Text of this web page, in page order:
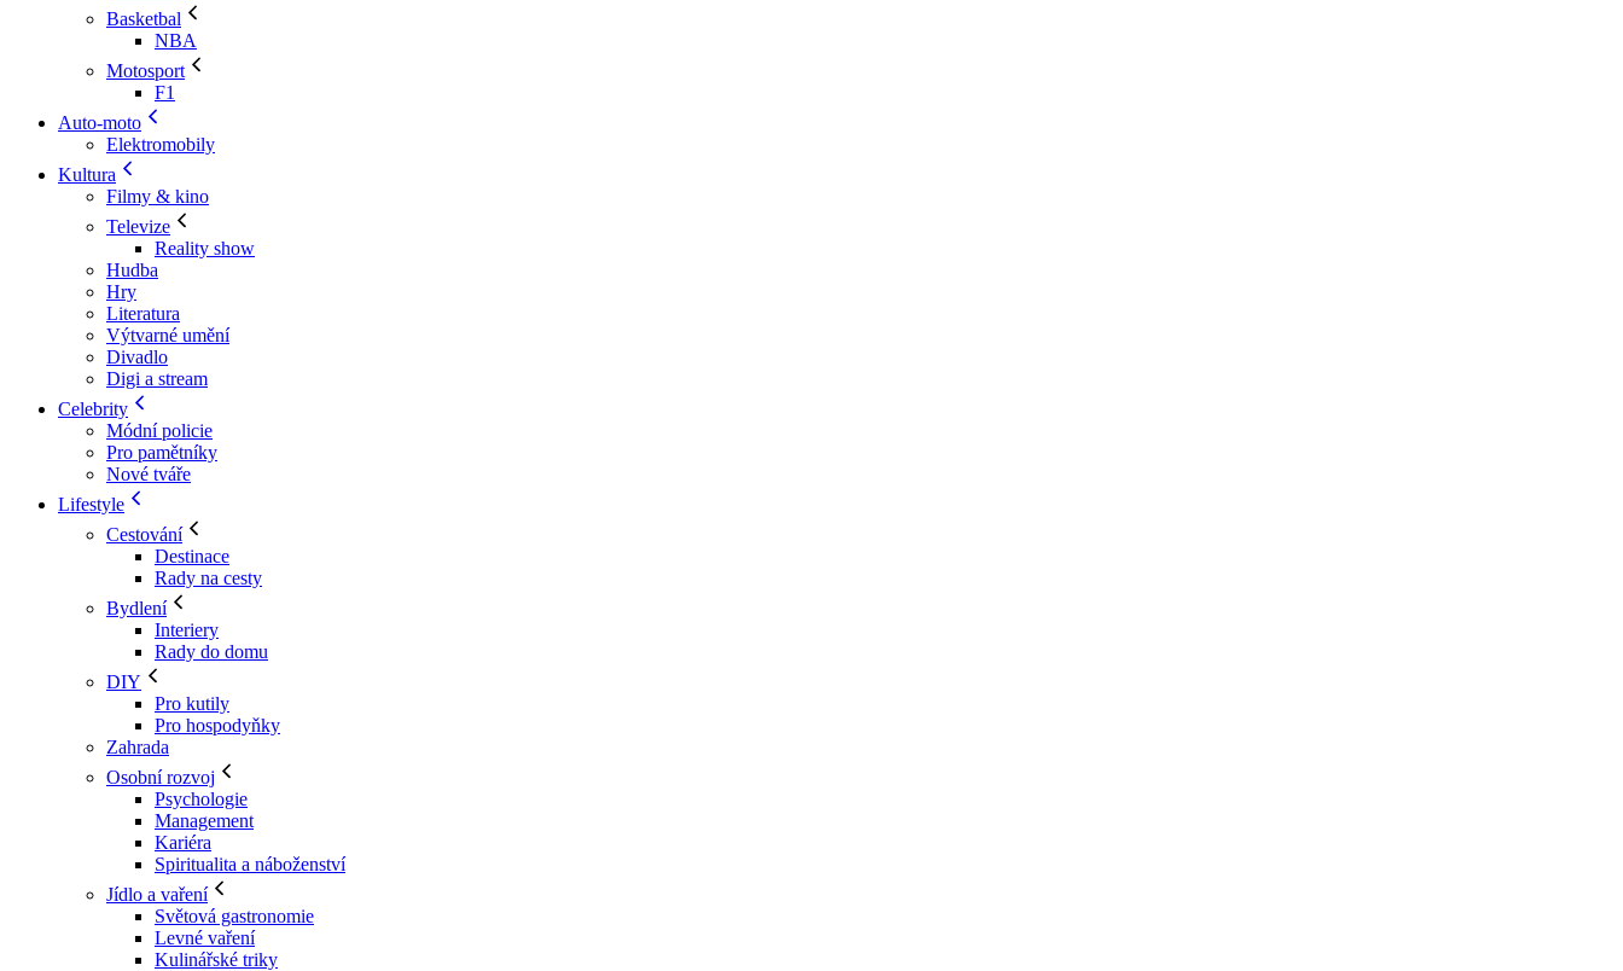
Basketbal
NBA
Motosport
F1
Auto-moto
Elektromobily
Kultura
Filmy & kino
Televize
Reality show
Hudba
Hry
Literatura
Výtvarné umění
Divadlo
Digi a stream
Celebrity
Módní policie
Pro pamětníky
Nové tváře
Lifestyle
Cestování
Destinace
Rady na cesty
Bydlení
Interiery
Rady do domu
DIY
Pro kutily
Pro hospodyňky
Zahrada
Osobní rozvoj
Psychologie
Management
Kariéra
Spiritualita a náboženství
Jídlo a vaření
Světová gastronomie
Levné vaření
Kulinářské triky